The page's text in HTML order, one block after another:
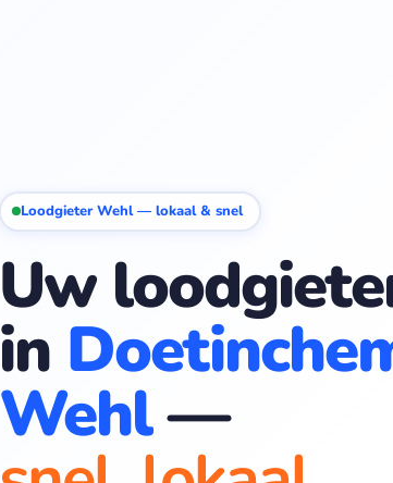
Loodgieter Wehl — lokaal & snel
Uw
in
Wehl—